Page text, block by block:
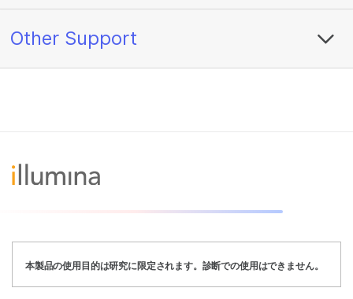
Other Support
本製品の使用目的は研究に限定されます。診断での使用はできません。